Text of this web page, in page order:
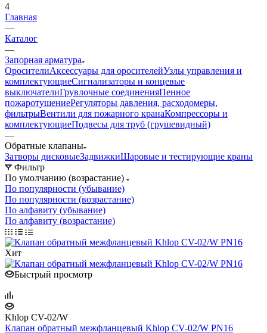
4
Главная
—
Каталог
—
Запорная арматура
ОросителиАксессуары для оросителейУзлы управления и
комплектующиеСигнализаторы и концевые
выключателиГрувлочные соединенияПенное
пожаротушениеРегуляторы давления, расходомеры,
фильтрыВентили для пожарного кранаКомпрессоры и
комплектующиеПодвесы для труб (грушевидный)
—
Обратные клапаны
Затворы дисковыеЗадвижкиШаровые и тестирующие краны
Фильтр
По умолчанию (возрастание)
По популярности (убывание)
По популярности (возрастание)
По алфавиту (убывание)
По алфавиту (возрастание)
Хит
Быстрый просмотр
Khlop CV-02/W
Клапан обратный межфланцевый Khlop CV-02/W PN16